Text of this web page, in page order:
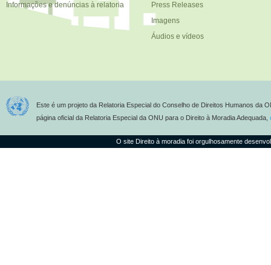
Informações e denúncias à relatoria
Press Releases
Imagens
Áudios e vídeos
Este é um projeto da Relatoria Especial do Conselho de Direitos Humanos da
página oficial da Relatoria Especial da ONU para o Direito à Moradia Adequada,
O site Direito à moradia foi orgulhosamente